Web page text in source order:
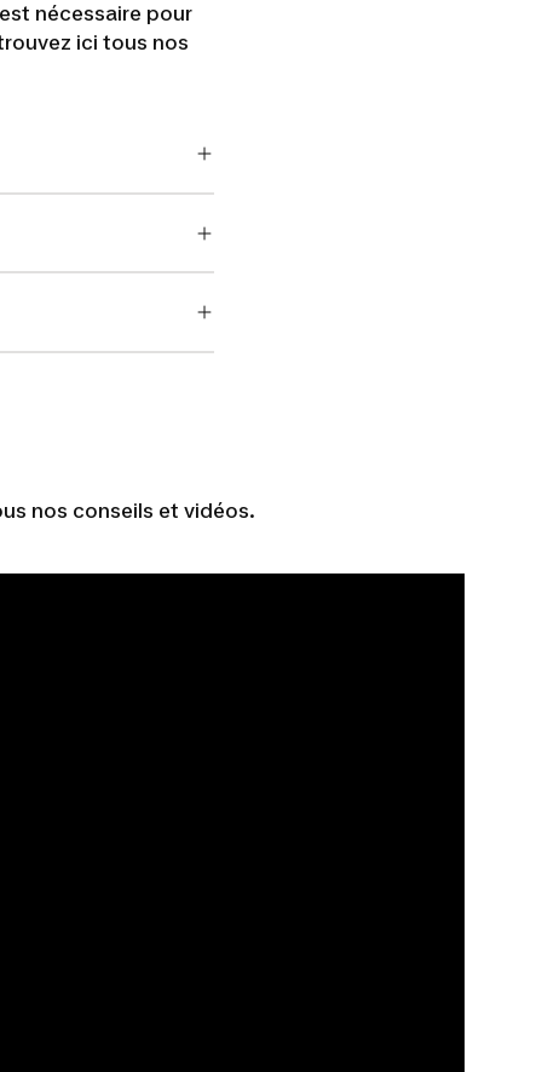
nécessaire pour
ici tous nos
nos conseils et vidéos.